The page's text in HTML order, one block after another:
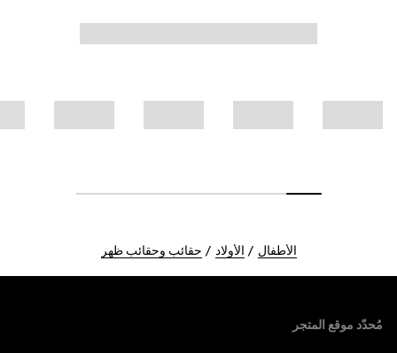
الأطفال الأولاد حقائب وحقائب ظهر
مُحدّد موقع المتجر